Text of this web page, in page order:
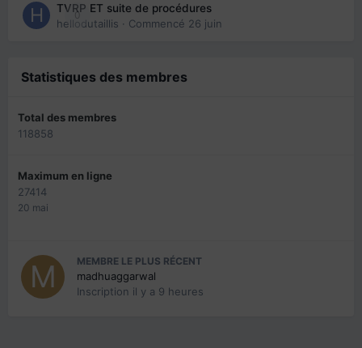
0
TVRP ET suite de procédures
hellodutaillis · Commencé 26 juin
Statistiques des membres
Total des membres
118858
Maximum en ligne
27414
20 mai
MEMBRE LE PLUS RÉCENT
madhuaggarwal
Inscription il y a 9 heures